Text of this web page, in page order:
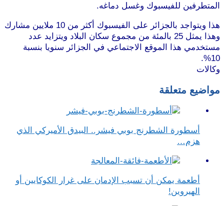
المتطرفين للفيسبوك وغسل دماغه.
هذا ويتواجد بالجزائر على الفيسبوك أكثر من 10 ملايين مشارك
وهذا يمثل 25 بالمئة من مجموع سكان البلاد ويتزايد عدد
مستخدمي هذا الموقع الاجتماعي في الجزائر سنويا بنسبة
10%.
وكالات
مواضيع متعلقة
أسطورة الشطرنج بوبي فيشر.. البيدق الأميركي الذي
هزم…
أطعمة يمكن أن تسبب الإدمان على غرار الكوكايين أو
الهيروين!